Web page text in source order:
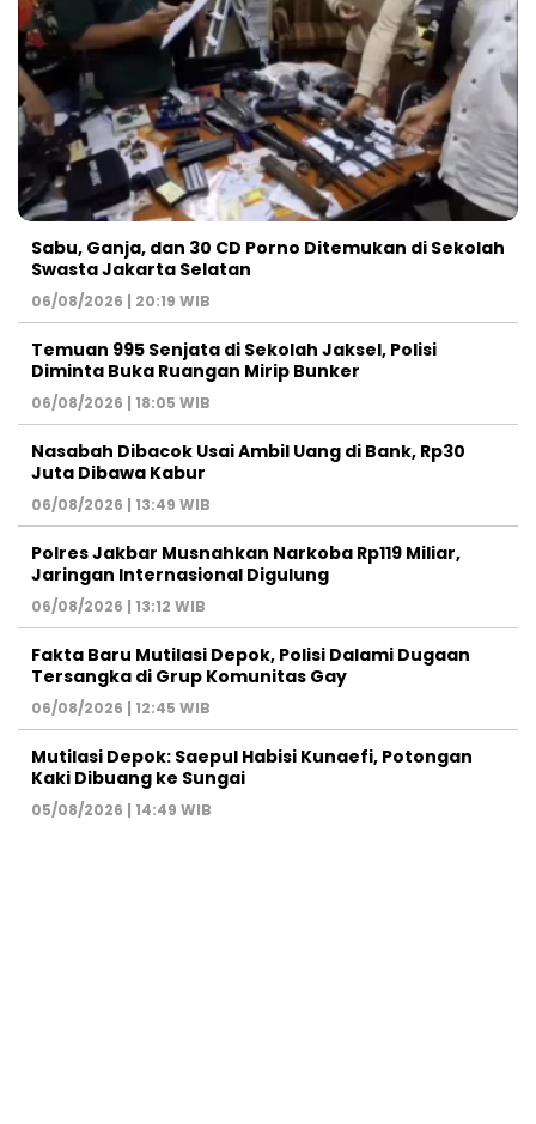
Sabu, Ganja, dan 30 CD Porno Ditemukan di Sekolah
Swasta Jakarta Selatan
06/08/2026 | 20:19 WIB
Temuan 995 Senjata di Sekolah Jaksel, Polisi
Diminta Buka Ruangan Mirip Bunker
06/08/2026 | 18:05 WIB
Nasabah Dibacok Usai Ambil Uang di Bank, Rp30
Juta Dibawa Kabur
06/08/2026 | 13:49 WIB
Polres Jakbar Musnahkan Narkoba Rp119 Miliar,
Jaringan Internasional Digulung
06/08/2026 | 13:12 WIB
Fakta Baru Mutilasi Depok, Polisi Dalami Dugaan
Tersangka di Grup Komunitas Gay
06/08/2026 | 12:45 WIB
Mutilasi Depok: Saepul Habisi Kunaefi, Potongan
Kaki Dibuang ke Sungai
05/08/2026 | 14:49 WIB